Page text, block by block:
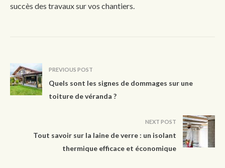
succès des travaux sur vos chantiers.
PREVIOUS POST
Quels sont les signes de dommages sur une
toiture de véranda ?
NEXT POST
Tout savoir sur la laine de verre : un isolant
thermique efficace et économique